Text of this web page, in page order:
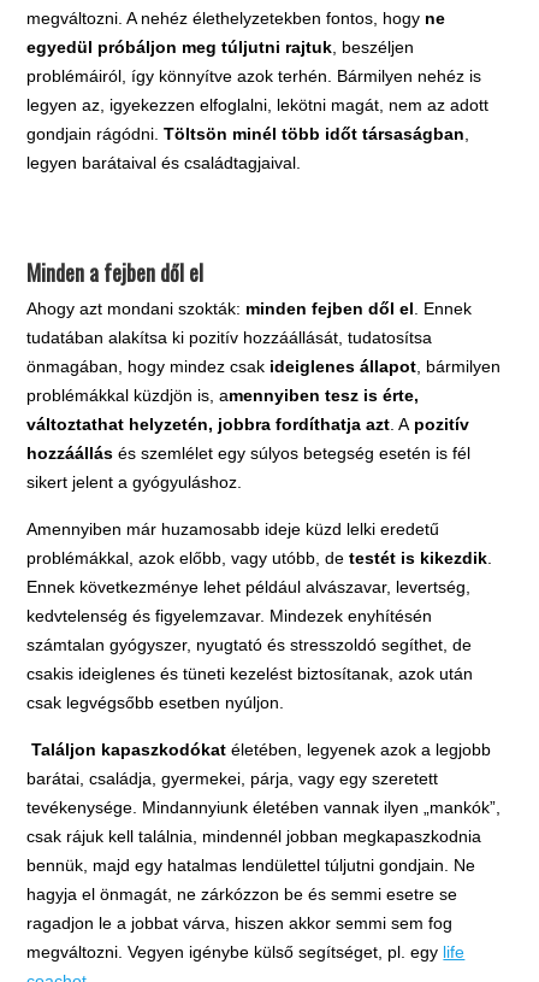
megváltozni. A nehéz élethelyzetekben fontos, hogy ne
egyedül próbáljon meg túljutni rajtuk , beszéljen
problémáiról, így könnyítve azok terhén. Bármilyen nehéz is
legyen az, igyekezzen elfoglalni, lekötni magát, nem az adott
gondjain rágódni.Töltsön minél több időt társaságban
legyen barátaival és családtagjaival.
Minden a fejben dől el
Ahogy azt mondani szokták: minden fejben dől el . Ennek
tudatában alakítsa ki pozitív hozzáállását, tudatosítsa
önmagában, hogy mindez csak ideiglenes állapot , bármilyen
problémákkal küzdjön is, amennyiben tesz is érte,
változtathat helyzetén, jobbra fordíthatja azt . A pozitív
hozzáállás és szemlélet egy súlyos betegség esetén is fél
sikert jelent a gyógyuláshoz.
Amennyiben már huzamosabb ideje küzd lelki eredetű
problémákkal, azok előbb, vagy utóbb, detestét is kikezdik
Ennek következménye lehet például alvászavar, levertség,
kedvtelenség és figyelemzavar. Mindezek enyhítésén
számtalan gyógyszer, nyugtató és stresszoldó segíthet, de
csakis ideiglenes és tüneti kezelést biztosítanak, azok után
csak legvégsőbb esetben nyúljon.
Találjon kapaszkodókat életében, legyenek azok a legjobb
barátai, családja, gyermekei, párja, vagy egy szeretett
tevékenysége. Mindannyiunk életében vannak ilyen „mankók”,
csak rájuk kell találnia, mindennél jobban megkapaszkodnia
bennük, majd egy hatalmas lendülettel túljutni gondjain. Ne
hagyja el önmagát, ne zárkózzon be és semmi esetre se
ragadjon le a jobbat várva, hiszen akkor semmi sem fog
megváltozni. Vegyen igénybe külső segítséget, pl. egy life